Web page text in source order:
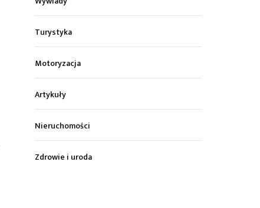
Turystyka
Motoryzacja
Artykuły
Nieruchomości
Zdrowie i uroda